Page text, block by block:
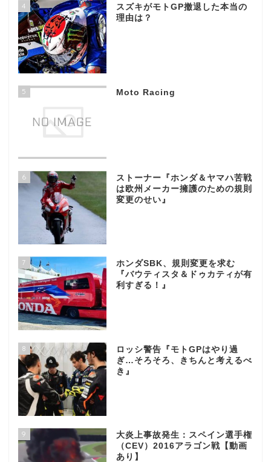
4
スズキがモトGP撤退した本当の
理由は？
5 Moto Racing
6
ストーナー『ホンダ＆ヤマハ苦戦
は欧州メーカー擁護のための規則
変更のせい』
7
ホンダSBK、規則変更を求む
『バウティスタ＆ドゥカティが有
利すぎる！』
8
ロッシ警告『モトGPはやり過
ぎ…そろそろ、きちんと考えるべ
き』
9
大炎上事故発生：スペイン選手権
（CEV）2016アラゴン戦【動画
あり】